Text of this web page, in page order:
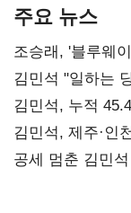
주요 뉴스
조승래, '블루웨
통감"
김민석 "일하는
김민석, 누적
0.86%p(2보)
김민석, 제주·인
공세 멈춘 김민